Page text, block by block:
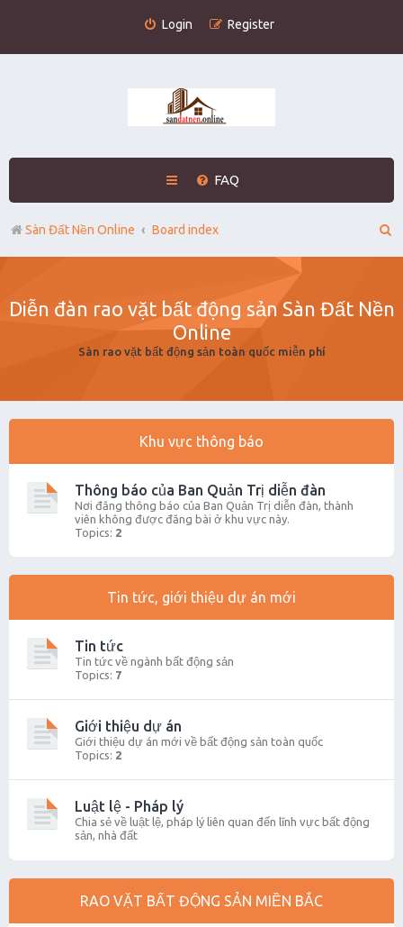
Login Register
FAQ
Sàn Đất Nền Online Board index
e
r
Diễn đàn rao vặt bất động sản Sàn Đất Nền
Online
Sàn rao vặt bất động sản toàn quốc miễn phí
Khu vực thông báo
Thông báo của Ban Quản Trị diễn đàn
Nơi đăng thông báo của Ban Quản Trị diễn đàn, thành
viên không được đăng bài ở khu vực này.
Topics: 2
Tin tức, giới thiệu dự án mới
Tin tức
Tin tức về ngành bất động sản
Topics: 7
Giới thiệu dự án
Giới thiệu dự án mới về bất động sản toàn quốc
Topics: 2
Luật lệ - Pháp lý
Chia sẻ về luật lệ, pháp lý liên quan đến lĩnh vực bất động
sản, nhà đất
RAO VẶT BẤT ĐỘNG SẢN MIỀN BẮC